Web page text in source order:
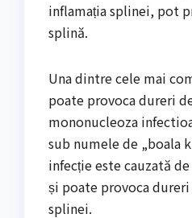
inflamația splinei, pot
splină.
Una dintre cele mai
poate provoca dureri
mononucleoza
sub numele de „boala
infecție este cauzată
și poate provoca dureri
splinei.